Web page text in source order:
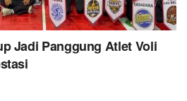
Jadi Panggung Atlet Voli